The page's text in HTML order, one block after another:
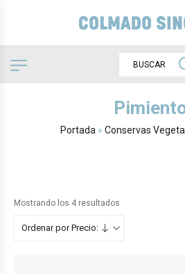
Portada » Conservas
Mostrando los 4 resultados
Ordenar por Precio: